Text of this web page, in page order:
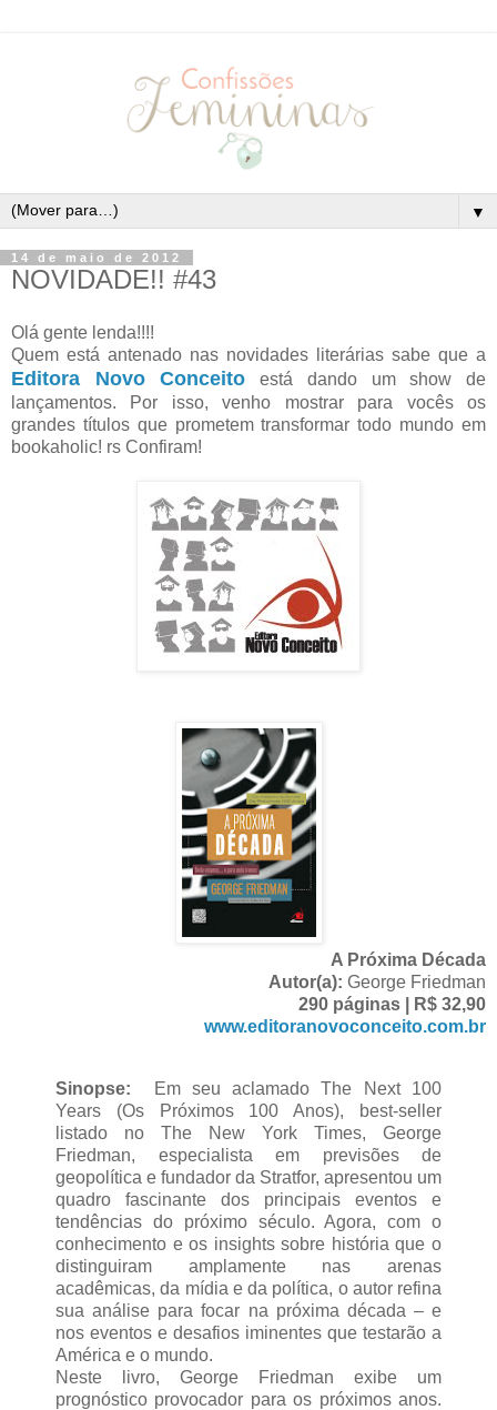
▼
14 de maio de 2012
NOVIDADE!! #43
Olá gente lenda!!!!
Quem está antenado nas novidades literárias sabe que a
Editora Novo Conceito está dando um show de
lançamentos. Por isso, venho mostrar para vocês os
grandes títulos que prometem transformar todo mundo em
bookaholic! rs Confiram!
A Próxima Década
Autor(a): George Friedman
290 páginas | R$ 32,90
www.editoranovoconceito.com.br
Sinopse:
Em seu aclamado The Next 100
Years (Os Próximos 100 Anos), best-seller
listado no The New York Times, George
Friedman, especialista em previsões de
geopolítica e fundador da Stratfor, apresentou um
quadro fascinante dos principais eventos e
tendências do próximo século. Agora, com o
conhecimento e os insights sobre história que o
distinguiram amplamente nas arenas
acadêmicas, da mídia e da política, o autor refina
sua análise para focar na próxima década – e
nos eventos e desafios iminentes que testarão a
América e o mundo.
Neste livro, George Friedman exibe um
prognóstico provocador para os próximos anos.